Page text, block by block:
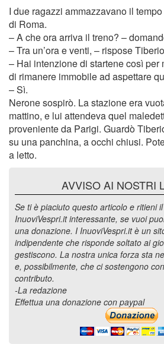
I due ragazzi ammazzavano il
di Roma.
– A che ora arriva il treno? –
– Tra un’ora e venti, – rispose
– Hai intenzione di startene così
di rimanere immobile ad aspettare
– Sì.
Nerone sospirò. La stazione era
mattino, e lui attendeva quel
proveniente da Parigi. Guardò
su una panchina, a occhi chiusi.
a letto.
AVVISO AI NOSTRI
Se ti è piaciuto questo articolo e ritieni
InuoviVespri.it interessante, se vuoi
una donazione. I InuoviVespri.it è un
indipendente che risponde soltato ai
gestiscono. La nostra unica forza sta
e, possibilmente, che ci sostengono
contributo.
-La redazione
Effettua una donazione con paypal